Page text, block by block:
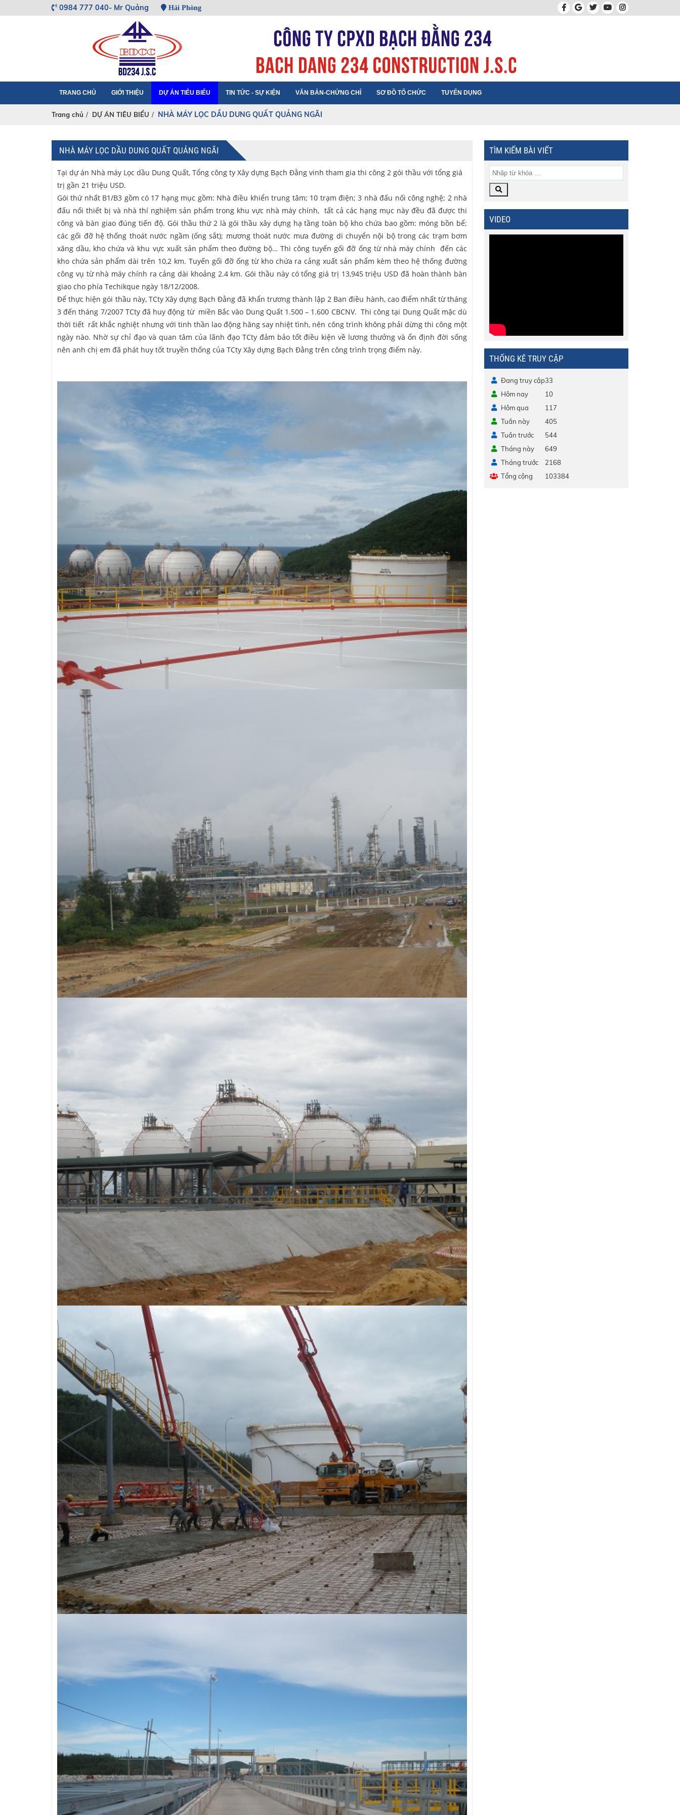
0984 777 040- Mr Quảng Hải Phòng
TRANG CHỦ GIỚI THIỆU DỰ ÁN TIÊU BIỂU TIN TỨC - SỰ KIỆN VĂN BẢN-CHỨNG CHỈ SƠ ĐỒ TỔ CHỨC TUYỂN DỤNG
Trang chủ / DỰ ÁN TIÊU BIỂU / NHÀ MÁY LỌC DẦU DUNG QUẤT QUẢNG NGÃI
NHÀ MÁY LỌC DẦU DUNG QUẤT QUẢNG NGÃI
Tại dự án Nhà máy Lọc dầu Dung Quất, Tổng công ty Xây dựng Bạch Đằng vinh tham gia thi công 2 gói thầu với tổng giá
trị gần 21 triệu USD.
Gói thứ nhất B1/B3 gồm có 17 hạng mục gồm: Nhà điều khiển trung tâm; 10 trạm điện; 3 nhà đấu nối công nghệ; 2 nhà
đấu nối thiết bị và nhà thí nghiệm sản phẩm trong khu vực nhà máy chính, tất cả các hạng mục này đều đã được thi
công và bàn giao đúng tiến độ. Gói thầu thứ 2 là gói thầu xây dựng hạ tầng toàn bộ kho chứa bao gồm: móng bồn bể;
các gối đỡ hệ thống thoát nước ngầm (ống sắt); mương thoát nước mưa đường di chuyển nội bộ trong các trạm bơm
xăng dầu, kho chứa và khu vực xuất sản phẩm theo đường bộ… Thi công tuyến gối đỡ ống từ nhà máy chính đến các
kho chứa sản phẩm dài trên 10,2 km. Tuyến gối đỡ ống từ kho chứa ra cảng xuất sản phẩm kèm theo hệ thống đường
công vụ từ nhà máy chính ra cảng dài khoảng 2.4 km. Gói thầu này có tổng giá trị 13,945 triệu USD đã hoàn thành bàn
giao cho phía Techikque ngày 18/12/2008.
Để thực hiện gói thầu này, TCty Xây dựng Bạch Đằng đã khẩn trương thành lập 2 Ban điều hành, cao điểm nhất từ tháng
3 đến tháng 7/2007 TCty đã huy động từ miền Bắc vào Dung Quất 1.500 – 1.600 CBCNV. Thi công tại Dung Quất mặc dù
thời tiết rất khắc nghiệt nhưng với tinh thần lao động hăng say nhiệt tình, nên công trình không phải dừng thi công một
ngày nào. Nhờ sự chỉ đạo và quan tâm của lãnh đạo TCty đảm bảo tốt điều kiện về lương thưởng và ổn định đời sống
nên anh chị em đã phát huy tốt truyền thống của TCty Xây dựng Bạch Đằng trên công trình trọng điểm này.
TÌM KIẾM BÀI VIẾT
VIDEO
THỐNG KÊ TRUY CẬP
Đang truy cập33
Hôm nay
10
Hôm qua
117
Tuần này
405
Tuần trước
544
Tháng này
649
Tháng trước
2168
Tổng cộng
103384